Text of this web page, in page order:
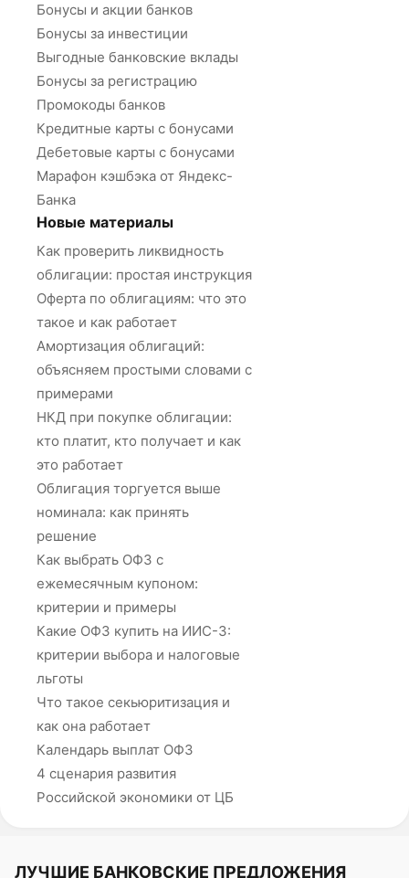
Бонусы и акции банков
Бонусы за инвестиции
Выгодные банковские вклады
Бонусы за регистрацию
Промокоды банков
Кредитные карты с бонусами
Дебетовые карты с бонусами
Марафон кэшбэка от Яндекс-
Банка
Новые материалы
Как проверить ликвидность
облигации: простая инструкция
Оферта по облигациям: что это
такое и как работает
Амортизация облигаций:
объясняем простыми словами с
примерами
НКД при покупке облигации:
кто платит, кто получает и как
это работает
Облигация торгуется выше
номинала: как принять
решение
Как выбрать ОФЗ с
ежемесячным купоном:
критерии и примеры
Какие ОФЗ купить на ИИС-3:
критерии выбора и налоговые
льготы
Что такое секьюритизация и
как она работает
Календарь выплат ОФЗ
4 сценария развития
Российской экономики от ЦБ
ЛУЧШИЕ БАНКОВСКИЕ ПРЕДЛОЖЕНИЯ